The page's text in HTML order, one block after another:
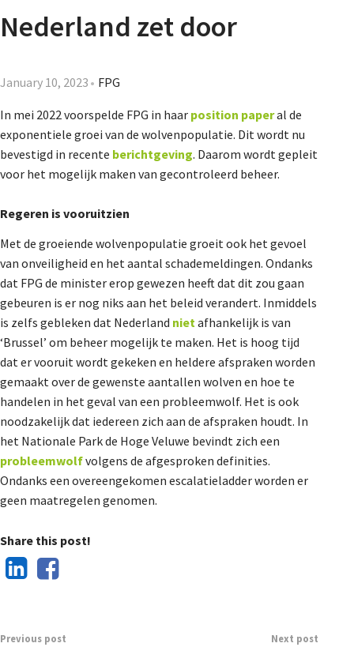
Nederland zet door
January 10, 2023 FPG
In mei 2022 voorspelde FPG in haar position paperal de
exponentiele groei van de wolvenpopulatie. Dit wordt nu
bevestigd in recente berichtgeving. Daarom wordt gepleit
voor het mogelijk maken van gecontroleerd beheer.
Regeren is vooruitzien
Met de groeiende wolvenpopulatie groeit ook het gevoel
van onveiligheid en het aantal schademeldingen. Ondanks
dat FPG de minister erop gewezen heeft dat dit zou gaan
gebeuren is er nog niks aan het beleid verandert. Inmiddels
is zelfs gebleken dat Nederland nietafhankelijk is van
‘Brussel’ om beheer mogelijk te maken. Het is hoog tijd
dat er vooruit wordt gekeken en heldere afspraken worden
gemaakt over de gewenste aantallen wolven en hoe te
handelen in het geval van een probleemwolf. Het is ook
noodzakelijk dat iedereen zich aan de afspraken houdt. In
het Nationale Park de Hoge Veluwe bevindt zich een
probleemwolfvolgens de afgesproken definities.
Ondanks een overeengekomen escalatieladder worden er
geen maatregelen genomen.
Share this post!
Previous post Next post
Provincies
De Landeigenaar
Contact